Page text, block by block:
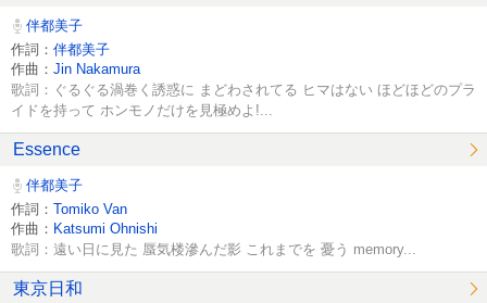
伴都美子
作詞： 伴都美子
作曲： Jin Nakamura
歌詞：ぐるぐる渦巻く誘惑に まどわされてる ヒマはない ほどほどのプラ
イドを持って ホンモノだけを見極めよ!...
Essence
伴都美子
作詞： Tomiko Van
作曲： Katsumi Ohnishi
歌詞：遠い日に見た 蜃気楼滲んだ影 これまでを 憂う memory...
東京日和